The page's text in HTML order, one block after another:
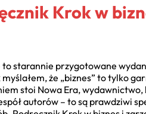
Krok w
to starannie przygotowane
że „biznes” to tylko
stoi Nowa Era, wydawnictwo,
autorów – to są prawdziwi